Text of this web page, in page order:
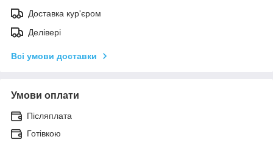
Доставка кур'єром
Делівері
Всі умови доставки
Умови оплати
Післяплата
Готівкою